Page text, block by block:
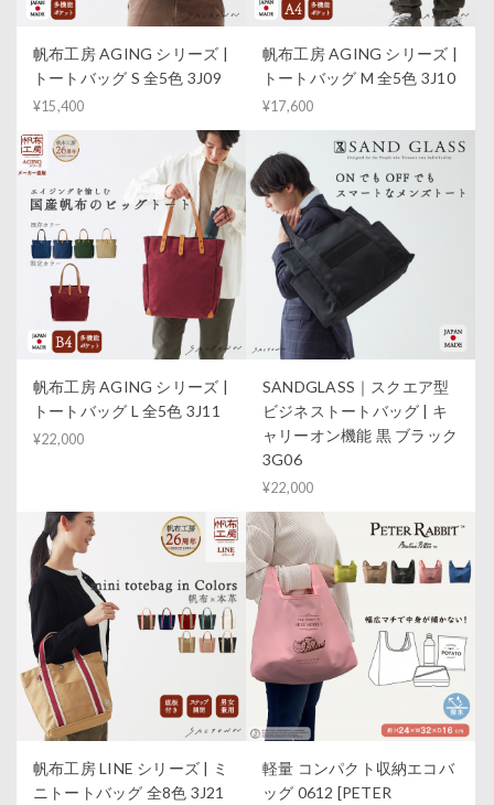
帆布工房 AGING シリーズ |
トートバッグ S 全5色 3J09
¥15,400
帆布工房 AGING シリーズ |
トートバッグ M 全5色 3J10
¥17,600
帆布工房 AGING シリーズ |
トートバッグ L 全5色 3J11
¥22,000
SANDGLASS｜スクエア型
ビジネストートバッグ | キ
ャリーオン機能 黒 ブラック
3G06
¥22,000
帆布工房 LINE シリーズ | ミ
ニトートバッグ 全8色 3J21
軽量 コンパクト収納エコバ
ッグ 0612 [PETER